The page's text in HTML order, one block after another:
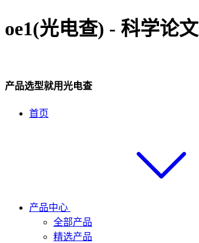
oe1(光电查) - 科学论文
产品选型就用光电查
首页
产品中心
全部产品
精选产品